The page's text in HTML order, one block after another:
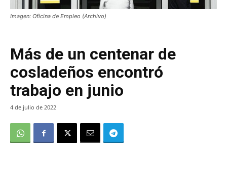
Imagen: Oficina de Empleo (Archivo)
Más de un centenar de
cosladeños encontró
trabajo en junio
4 de julio de 2022